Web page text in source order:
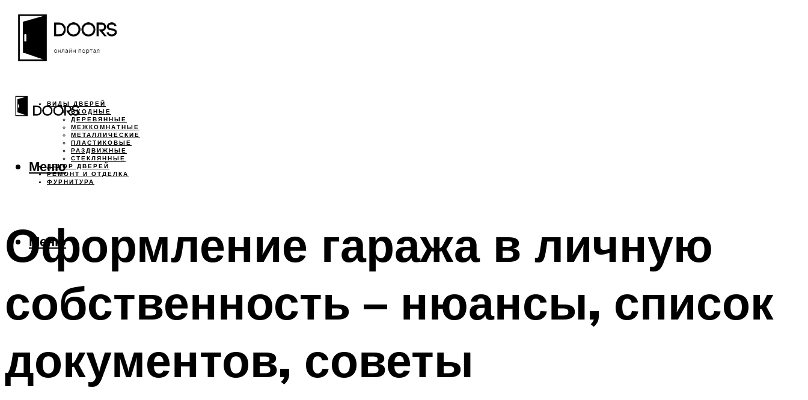
ВИДЫ ДВЕРЕЙ
ВХОДНЫЕ
ДЕРЕВЯННЫЕ
МЕЖКОМНАТНЫЕ
МЕТАЛЛИЧЕСКИЕ
ПЛАСТИКОВЫЕ
РАЗДВИЖНЫЕ
СТЕКЛЯННЫЕ
ДЕКОР ДВЕРЕЙ
РЕМОНТ И ОТДЕЛКА
ФУРНИТУРА
Меню
Меню
Оформление гаража в личную
собственность – нюансы, список
документов, советы